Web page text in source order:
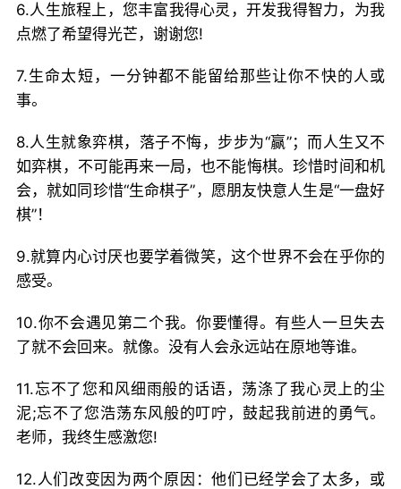
6.人生旅程上，您丰富我得心灵，开发我得智力，为我
点燃了希望得光芒，谢谢您!
7.生命太短，一分钟都不能留给那些让你不快的人或
事。
8.人生就象弈棋，落子不悔，步步为“赢”；而人生又不
如弈棋，不可能再来一局，也不能悔棋。珍惜时间和机
会，就如同珍惜“生命棋子”，愿朋友快意人生是“一盘好
棋”！
9.就算内心讨厌也要学着微笑，这个世界不会在乎你的
感受。
10.你不会遇见第二个我。你要懂得。有些人一旦失去
了就不会回来。就像。没有人会永远站在原地等谁。
11.忘不了您和风细雨般的话语，荡涤了我心灵上的尘
泥;忘不了您浩荡东风般的叮咛，鼓起我前进的勇气。
老师，我终生感激您!
12.人们改变因为两个原因：他们已经学会了太多，或